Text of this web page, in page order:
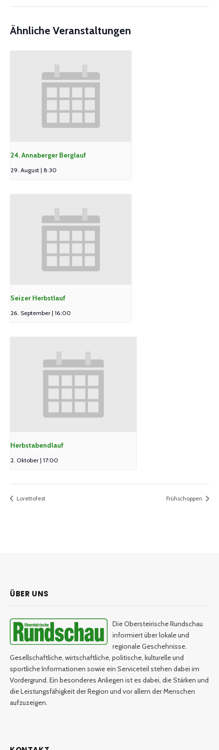
Ähnliche Veranstaltungen
24. Annaberger Berglauf
29. August | 8:30
Seizer Herbstlauf
26. September | 16:00
Herbstabendlauf
2. Oktober | 17:00
Lorettofest Frühschoppen
ÜBER UNS
Die Obersteirische Rundschau
informiert über lokale und
regionale Geschehnisse.
Gesellschaftliche, wirtschaftliche, politische, kulturelle und
sportliche Informationen sowie ein Serviceteil stehen dabei im
Vordergrund. Ein besonderes Anliegen ist es dabei, die Stärken und
die Leistungsfähigkeit der Region und vor allem der Menschen
aufzuzeigen.